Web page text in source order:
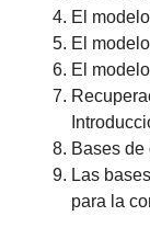
El
El
El
Bases de
Las
para la